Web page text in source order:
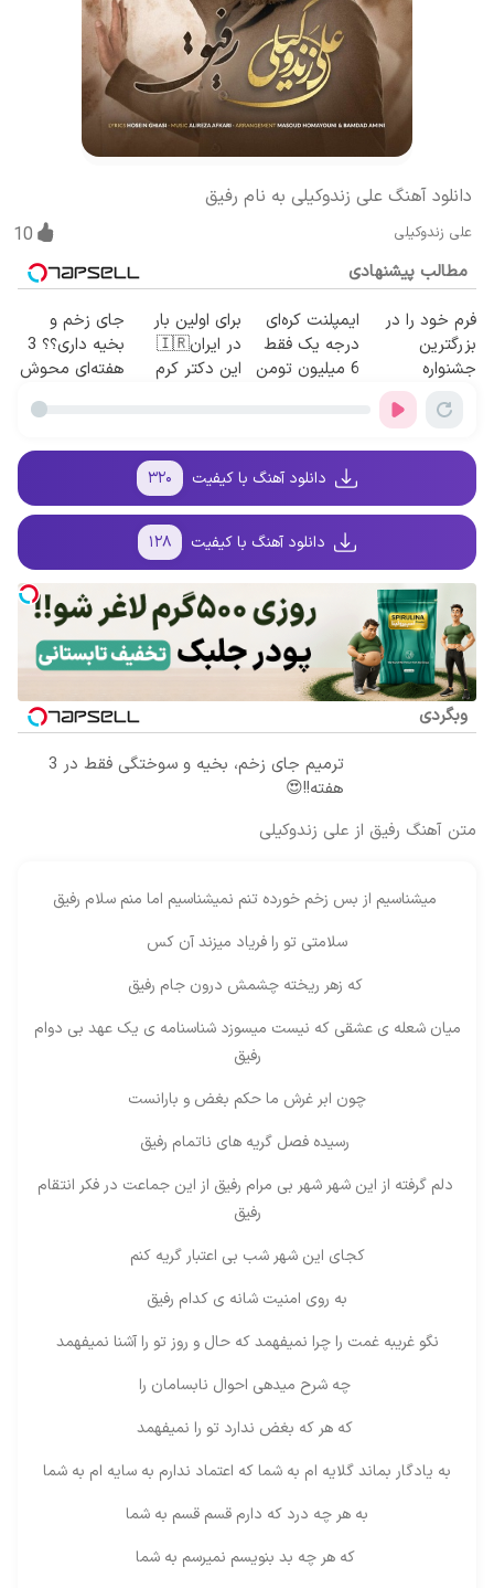
دانلود آهنگ علی زندوکیلی به نام رفیق
علی زندوکیلی 10
مطالب پیشنهادی
فرم خود را در
بزرگترین
جشنواره
ایمپلنت تهران
پر کنید ! | فقط
ایمپلنت کره‌ای
درجه یک فقط
6 میلیون تومن
برای اولین بار
در ایران🇮🇷
این دکتر کرم
جای زخم و
بخیه داری؟؟ 3
هفته‌ای محوش
دانلود آهنگ با کیفیت ۳۲۰
دانلود آهنگ با کیفیت ۱۲۸
وبگردی
ترمیم جای زخم، بخیه و سوختگی فقط در 3
هفته!!😍
متن آهنگ رفیق از علی زندوکیلی
میشناسیم از بس زخم خورده تنم نمیشناسیم اما منم سلام رفیق
سلامتی تو را فریاد میزند آن کس
که زهر ریخته چشمش درون جام رفیق
میان شعله ی عشقی که نیست میسوزد شناسنامه ی یک عهد بی دوام
رفیق
چون ابر غرش ما حکم بغض و بارانست
رسیده فصل گریه های ناتمام رفیق
دلم گرفته از این شهر شهر بی مرام رفیق از این جماعت در فکر انتقام
رفیق
کجای این شهر شب بی اعتبار گریه کنم
به روی امنیت شانه ی کدام رفیق
نگو غریبه غمت را چرا نمیفهمد که حال و روز تو را آشنا نمیفهمد
چه شرح میدهی احوال نابسامان را
که هر که بغض ندارد تو را نمیفهمد
به یادگار بماند گلایه ام به شما که اعتماد ندارم به سایه ام به شما
به هر چه درد که دارم قسم قسم به شما
که هر چه بد بنویسم نمیرسم به شما